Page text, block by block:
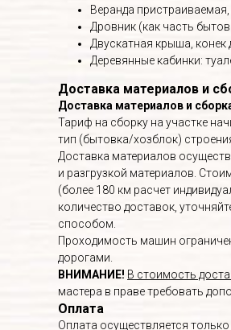
Веранда
Дровник (как часть
Двускатная крыша, конек
Деревянные кабинки:
Доставка материалов и
Доставка материалов и
Тариф на сборку на участке
тип (бытовка/хозблок)
Доставка материалов
и разгрузкой материалов.
(более 180 км расчет
количество доставок,
способом.
Проходимость машин
дорогами.
ВНИМАНИЕ! В стоимость
мастера в праве требовать
Оплата
Оплата осуществляется